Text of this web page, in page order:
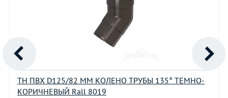
ТН ПВХ D125/82 ММ КОЛЕНО ТРУБЫ 135° ТЕМНО-
КОРИЧНЕВЫЙ Rall 8019